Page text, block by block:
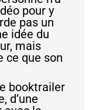
pour y
pas un
idée du
mais
ce que son
booktrailer
d’une